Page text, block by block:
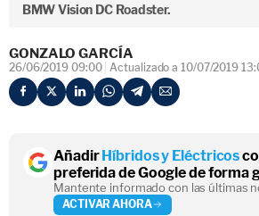
BMW Vision DC Roadster.
GONZALO GARCÍA
26/06/2019 09:00 Actualizado a 10/07/2019
AñadirHíbridos y Eléctricos
preferida de Google de forma
Mantente informado con las últimas
ACTIVAR AHORA